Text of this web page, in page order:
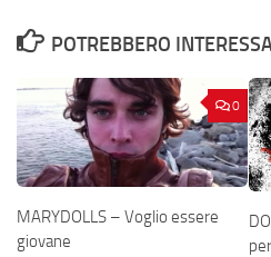
POTREBBERO
0
MARYDOLLS – Voglio essere
giovane